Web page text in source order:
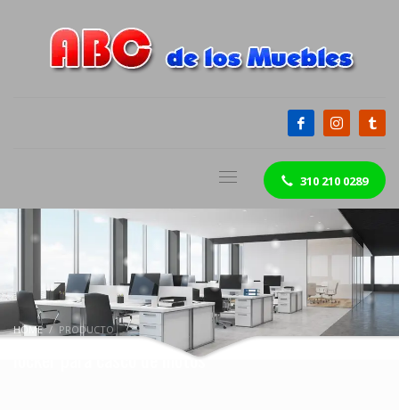
310 210 0289
HOME PRODUCTO
locker para casco de motos